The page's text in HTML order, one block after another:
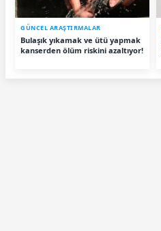
GÜNCEL ARAŞTIRMALAR
Bulaşık yıkamak ve ütü yapmak
kanserden ölüm riskini azaltıyor!